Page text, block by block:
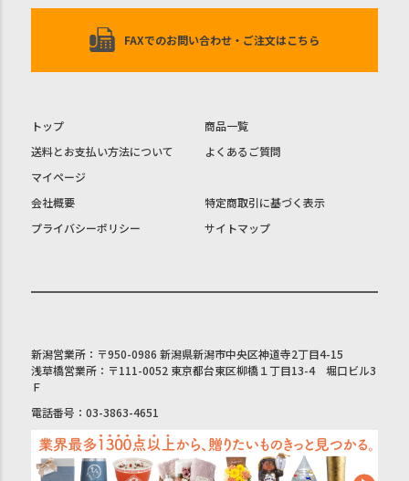
FAXでのお問い合わせ・ご注文はこちら
トップ
商品一覧
送料とお支払い方法について
よくあるご質問
マイページ
会社概要
特定商取引に基づく表示
プライバシーポリシー
サイトマップ
新潟営業所：〒950-0986 新潟県新潟市中央区神道寺2丁目4-15
浅草橋営業所：〒111-0052 東京都台東区柳橋１丁目13-4 堀口ビル3
Ｆ
電話番号：03-3863-4651